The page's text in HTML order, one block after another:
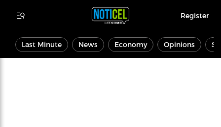
Register
Last Minute News Economy Opinions